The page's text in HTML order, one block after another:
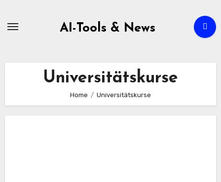
AI-Tools & News
Universitätskurse
Home Universitätskurse